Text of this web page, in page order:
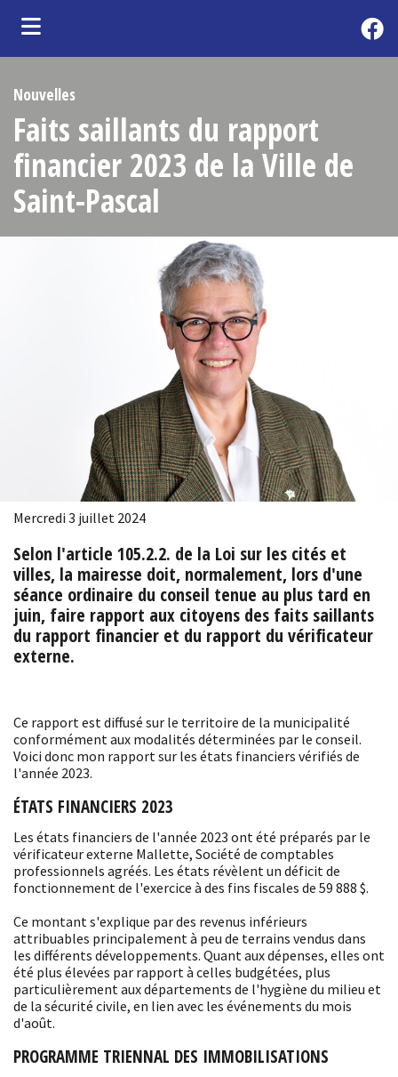
(Entreprises )
(Tourisme )
(S'établir )
Nouvelles
Faits saillants du rapport
financier 2023 de la Ville de
Saint-Pascal
Mercredi 3 juillet 2024
Selon l'article 105.2.2. de la Loi sur les cités et
villes, la mairesse doit, normalement, lors d'une
séance ordinaire du conseil tenue au plus tard en
juin, faire rapport aux citoyens des faits saillants
du rapport financier et du rapport du vérificateur
externe.
Ce rapport est diffusé sur le territoire de la municipalité
conformément aux modalités déterminées par le conseil.
Voici donc mon rapport sur les états financiers vérifiés de
l'année 2023.
ÉTATS FINANCIERS 2023
Les états financiers de l'année 2023 ont été préparés par le
vérificateur externe Mallette, Société de comptables
professionnels agréés. Les états révèlent un déficit de
fonctionnement de l'exercice à des fins fiscales de 59 888 $.
Ce montant s'explique par des revenus inférieurs
attribuables principalement à peu de terrains vendus dans
les différents développements. Quant aux dépenses, elles ont
été plus élevées par rapport à celles budgétées, plus
particulièrement aux départements de l'hygiène du milieu et
de la sécurité civile, en lien avec les événements du mois
d'août.
PROGRAMME TRIENNAL DES IMMOBILISATIONS